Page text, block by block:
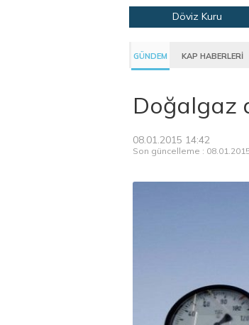
Döviz Kuru
GÜNDEM KAP HABERLERİ
Doğalgaz
08.01.2015 14:42
Son güncelleme :